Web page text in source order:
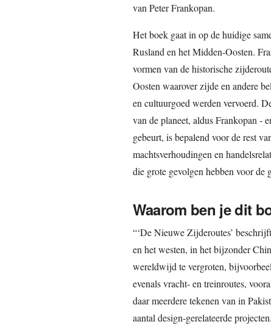
van Peter Frankopan.
Het boek gaat in op de huidige
Rusland en het Midden-Oosten.
vormen van de historische
Oosten waarover zijde en andere
en cultuurgoed werden vervoerd.
van de planeet, aldus Frankopan -
gebeurt, is bepalend voor de rest
machtsverhoudingen en
die grote gevolgen hebben voor de
Waarom ben je dit
“‘De Nieuwe Zijderoutes’
en het westen, in het bijzonder
wereldwijd te vergroten,
evenals vracht- en treinroutes,
daar meerdere tekenen van in
aantal design-gerelateerde